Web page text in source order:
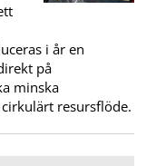
i år en
på
minska
resursflöde.